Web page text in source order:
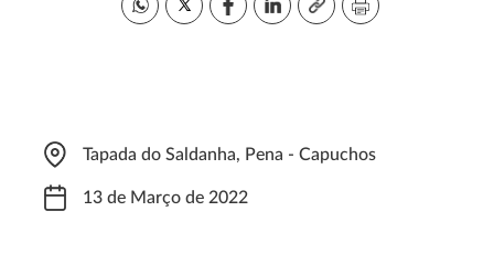
Tapada do Saldanha, Pena - Capuchos
13 de Março de 2022